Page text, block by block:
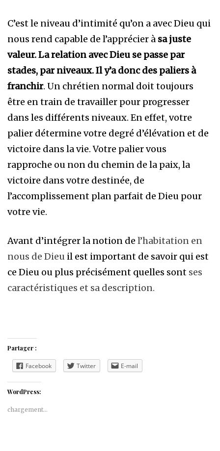
C’est le niveau d’intimité qu’on a avec Dieu qui
nous rend capable de l’apprécier à sa juste
valeur. La relation avec Dieu se passe par
stades, par niveaux. Il y’a donc des paliers à
franchir. Un chrétien normal doit toujours
être en train de travailler pour progresser
dans les différents niveaux. En effet, votre
palier détermine votre degré d’élévation et de
victoire dans la vie. Votre palier vous
rapproche ou non du chemin de la paix, la
victoire dans votre destinée, de
l’accomplissement plan parfait de Dieu pour
votre vie.
Avant d’intégrer la notion de l’habitation en
nous de Dieu il est important de savoir qui est
ce Dieu ou plus précisément quelles sont ses
caractéristiques et sa description.
Partager :
Facebook Twitter E-mail
WordPress:
chargement…